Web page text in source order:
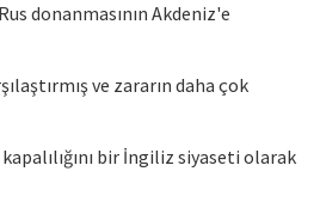
donanmasının Akdeniz'e
ve zararın daha çok
bir İngiliz siyaseti olarak